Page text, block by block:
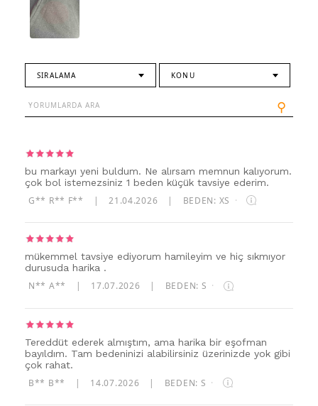
SIRALAMA KONU
⚲
bu markayı yeni buldum. Ne alırsam memnun kalıyorum.
çok bol istemezsiniz 1 beden küçük tavsiye ederim.
G** R** F** | 21.04.2026 | BEDEN: XS ·
mükemmel tavsiye ediyorum hamileyim ve hiç sıkmıyor
durusuda harika .
N** A** | 17.07.2026 | BEDEN: S ·
Tereddüt ederek almıştım, ama harika bir eşofman
bayıldım. Tam bedeninizi alabilirsiniz üzerinizde yok gibi
çok rahat.
B** B** | 14.07.2026 | BEDEN: S ·